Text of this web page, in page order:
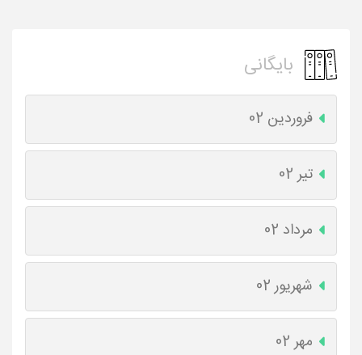
بایگانی
فروردین 02
تیر 02
مرداد 02
شهریور 02
مهر 02